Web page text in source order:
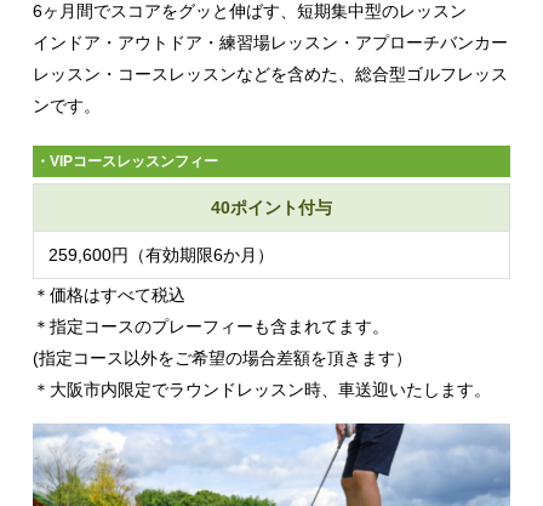
6ヶ月間でスコアをグッと伸ばす、短期集中型のレッスン
インドア・アウトドア・練習場レッスン・アプローチバンカー
レッスン・コースレッスンなどを含めた、総合型ゴルフレッス
ンです。
・VIPコースレッスンフィー
40ポイント付与
259,600円（有効期限6か月）
＊価格はすべて税込
＊指定コースのプレーフィーも含まれてます。
(指定コース以外をご希望の場合差額を頂きます）
＊大阪市内限定でラウンドレッスン時、車送迎いたします。